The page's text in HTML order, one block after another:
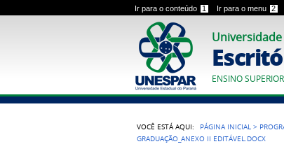
Ir para o conteúdo 1 Ir para o menu 2
ENSINO
VOCÊ ESTÁ AQUI: PÁGINA INICIAL >
GRADUAÇÃO_ANEXO II EDITÁVEL.DOCX